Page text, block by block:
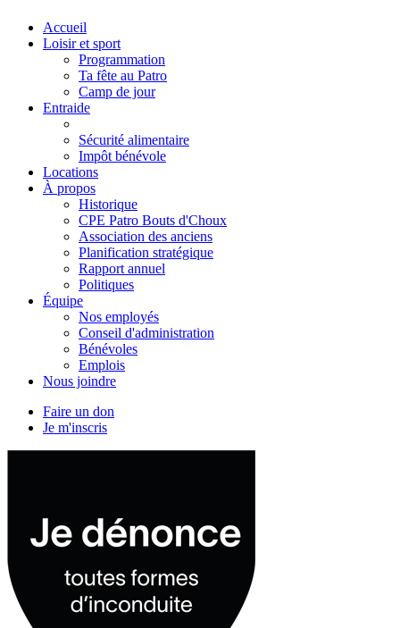
Accueil
Loisir et sport
Programmation
Ta fête au Patro
Camp de jour
Entraide
Sécurité alimentaire
Impôt bénévole
Locations
À propos
Historique
CPE Patro Bouts d'Choux
Association des anciens
Planification stratégique
Rapport annuel
Politiques
Équipe
Nos employés
Conseil d'administration
Bénévoles
Emplois
Nous joindre
Faire un don
Je m'inscris